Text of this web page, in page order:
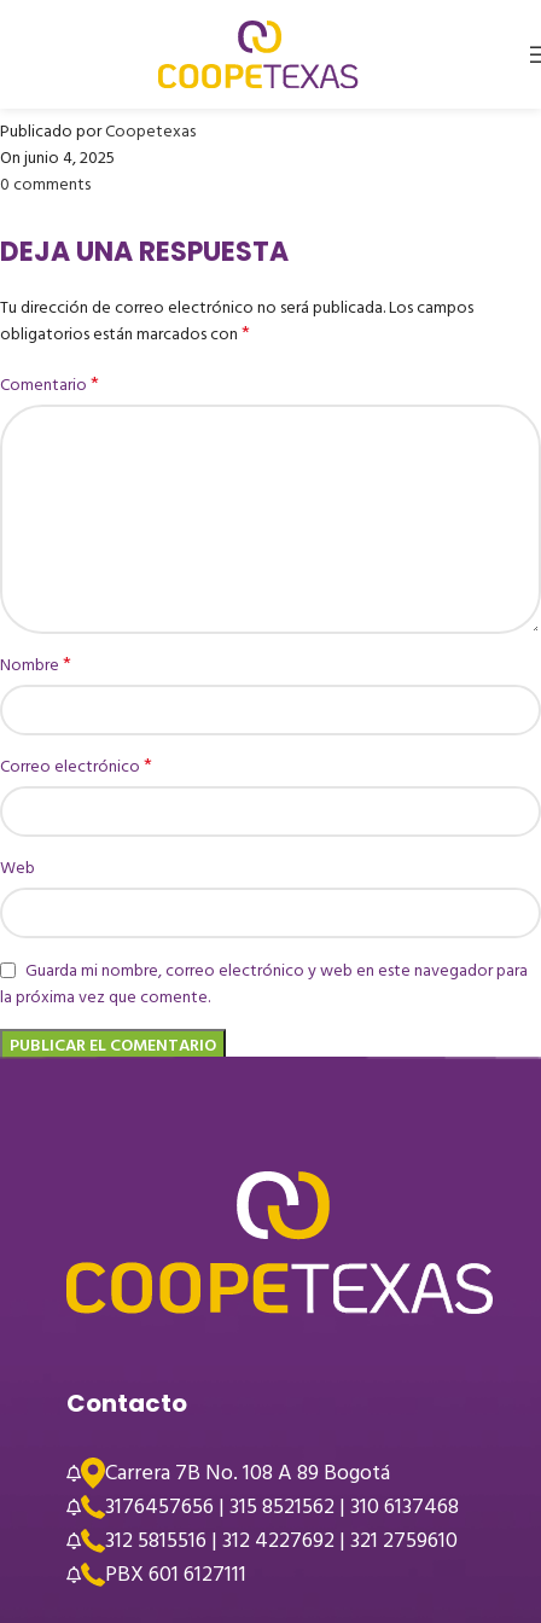
EDGAR FERNANDO HENAO
RIVEROS (Cirugía de Mano)
Publicado porCoopetexas
On junio 4, 2025
0comments
DEJA UNA RESPUESTA
Tu dirección de correo electrónico no será publicada.Los campos
obligatorios están marcados con*
Comentario*
Nombre*
Correo electrónico*
Web
Guarda mi nombre, correo electrónico y web en este navegador para
la próxima vez que comente.
Contacto
Carrera 7B No. 108 A 89 Bogotá
3176457656 | 315 8521562 | 310 6137468
312 5815516 | 312 4227692 | 321 2759610
PBX 601 6127111